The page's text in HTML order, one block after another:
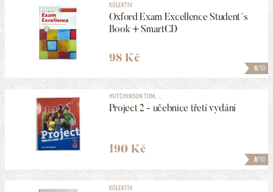
8/10
KOLEKTIV
Oxford Exam Excellence Student´s
Book + SmartCD
98 Kč
8/10
HUTCHINSON TOM, ...
Project 2 - učebnice třetí vydání
190 Kč
KOLEKTIV